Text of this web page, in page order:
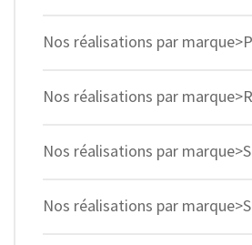
Nos réalisations par
Nos réalisations par
Nos réalisations par
Nos réalisations par